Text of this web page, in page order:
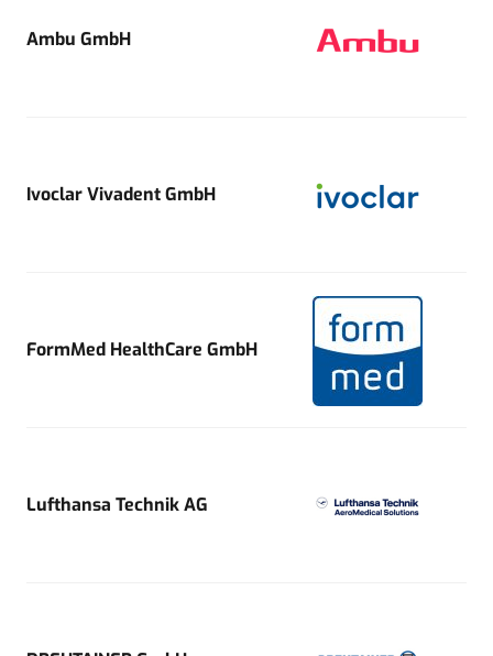
Ambu GmbH
Ivoclar Vivadent GmbH
FormMed HealthCare GmbH
Lufthansa Technik AG